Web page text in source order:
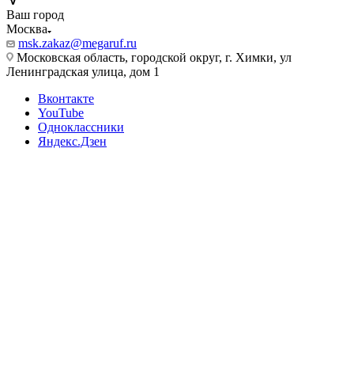
Ваш город
Москва
msk.zakaz@megaruf.ru
Московская область, городской округ, г. Химки, ул
Ленинградская улица, дом 1
Вконтакте
YouTube
Одноклассники
Яндекс.Дзен